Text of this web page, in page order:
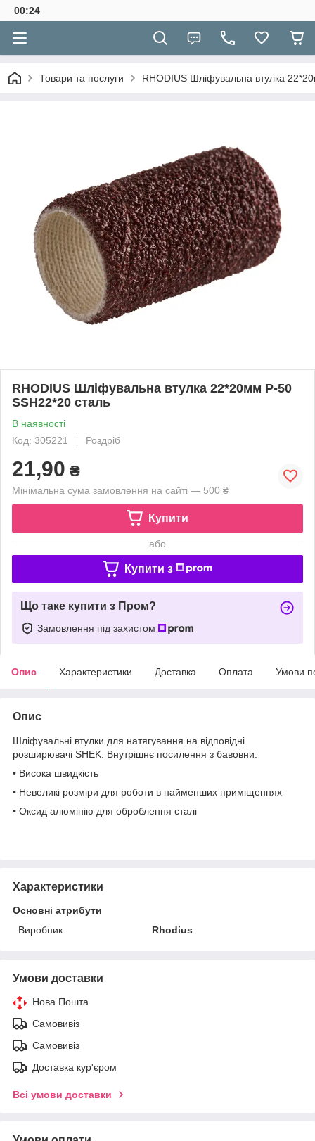
00:24
Товари та послуги RHODIUS Шліфувальна втулка
RHODIUS Шліфувальна втулка 22*20мм P-50
SSH22*20 сталь
В наявності
Код: 305221
Роздріб
21,90 ₴
Мінімальна сума замовлення на сайті — 500 ₴
Купити
або
Купити з
Що таке купити з Пром?
Замовлення під захистом
Опис Характеристики Доставка Оплата Умови
Опис
Шліфувальні втулки для натягування на відповідні
розширювачі SHEK. Внутрішнє посилення з бавовни.
• Висока швидкість
• Невеликі розміри для роботи в найменших приміщеннях
• Оксид алюмінію для оброблення сталі
Характеристики
Основні атрибути
Виробник
Rhodius
Умови доставки
Нова Пошта
Самовивіз
Самовивіз
Доставка кур'єром
Всі умови доставки